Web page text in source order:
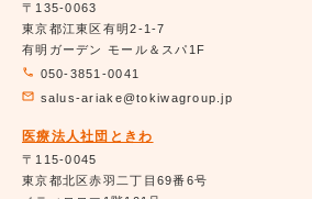
〒135-0063
東京都江東区有明2-1-7
有明ガーデン モール＆スパ1F
050-3851-0041
salus-ariake@tokiwagroup.jp
医療法人社団ときわ
〒115-0045
東京都北区赤羽二丁目69番6号